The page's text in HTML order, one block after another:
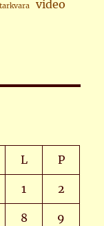
video
L P
1 2
8 9